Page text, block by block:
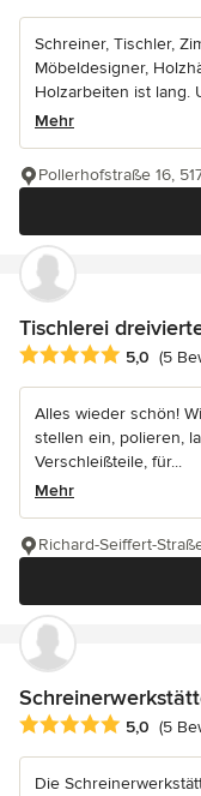
Schreiner, Tischler,
Möbeldesigner,
Holzarbeiten ist lang.
Mehr
Pollerhofstraße 16,
Tischlerei
Durchschnittliche
5,0 (5
Alles wieder schön!
stellen ein, polieren,
Verschleißteile, für...
Mehr
Richard-Seiffert-
Durchschnittliche
5,0 (5
Die